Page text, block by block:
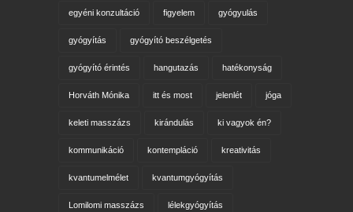
egyéni konzultáció figyelem gyógyulás
gyógyítás gyógyító beszélgetés
gyógyító érintés hangutazás hatékonyság
Horváth Mónika itt és most jelenlét jóga
keleti masszázs kirándulás ki vagyok én?
kommunikáció kontempláció kreativitás
kvantumelmélet kvantumgyógyítás
Lomilomi masszázs lélekgyógyítás